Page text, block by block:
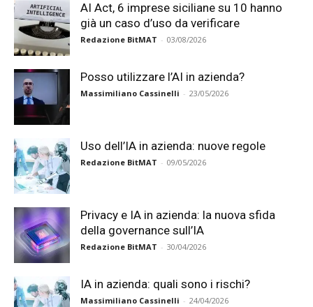
AI Act, 6 imprese siciliane su 10 hanno
già un caso d’uso da verificare
Redazione BitMAT - 03/08/2026
Posso utilizzare l’AI in azienda?
Massimiliano Cassinelli - 23/05/2026
Uso dell’IA in azienda: nuove regole
Redazione BitMAT - 09/05/2026
Privacy e IA in azienda: la nuova sfida
della governance sull’IA
Redazione BitMAT - 30/04/2026
IA in azienda: quali sono i rischi?
Massimiliano Cassinelli - 24/04/2026